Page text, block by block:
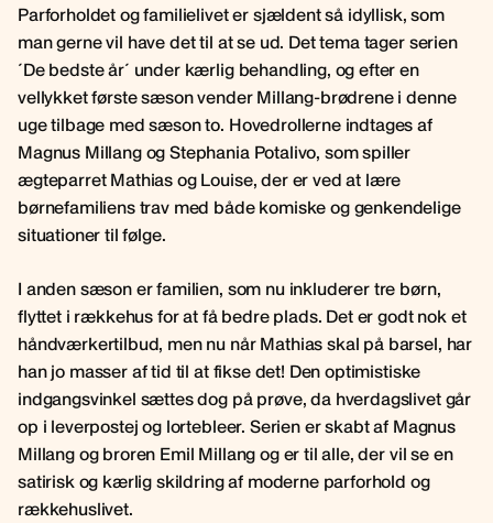
Parforholdet og familielivet er sjældent så idyllisk, som
man gerne vil have det til at se ud. Det tema tager serien
´De bedste år´ under kærlig behandling, og efter en
vellykket første sæson vender Millang-brødrene i denne
uge tilbage med sæson to. Hovedrollerne indtages af
Magnus Millang og Stephania Potalivo, som spiller
ægteparret Mathias og Louise, der er ved at lære
børnefamiliens trav med både komiske og genkendelige
situationer til følge.
I anden sæson er familien, som nu inkluderer tre børn,
flyttet i rækkehus for at få bedre plads. Det er godt nok et
håndværkertilbud, men nu når Mathias skal på barsel, har
han jo masser af tid til at fikse det! Den optimistiske
indgangsvinkel sættes dog på prøve, da hverdagslivet går
op i leverpostej og lortebleer. Serien er skabt af Magnus
Millang og broren Emil Millang og er til alle, der vil se en
satirisk og kærlig skildring af moderne parforhold og
rækkehuslivet.